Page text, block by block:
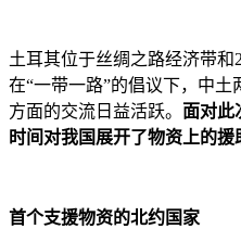
土耳其位于丝绸之路经济带和
在“一带一路”的倡议下，中
方面的交流日益活跃。 面对此
时间对我国展开了物资上的援
首个支援物资的北约国家